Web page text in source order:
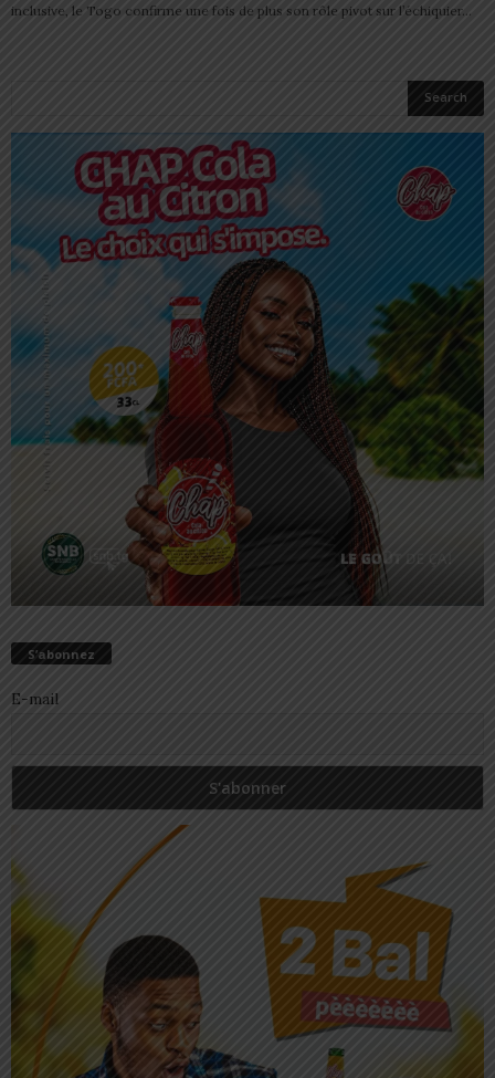
inclusive, le Togo confirme une fois de plus son rôle pivot sur l’échiquier...
S’abonnez
E-mail